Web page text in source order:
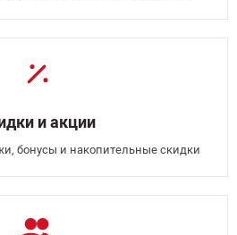
и акции
бонусы и накопительные скидки